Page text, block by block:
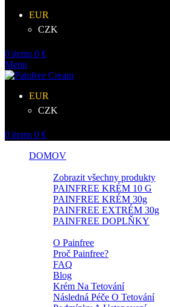
EUR
CZK
0 items 0 €
Menu
EUR
CZK
0 items 0 €
DOMOV
Zobrazit všechny produkty
PAINFREE KRÉM 10 G
PAINFREE KRÉM 30g
PAINFREE EXTRÉM 30g
PAINFREE DOPLŇKY
O Painfree
Proč Painfree?
FAQ
Blog
Krém Na Tetování
Následná Péče O Tetování